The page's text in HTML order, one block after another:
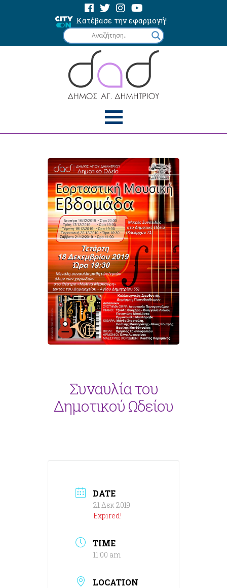
Κατέβασε την εφαρμογή!
Συναυλία του
Δημοτικού Ωδείου
DATE
21 Δεκ 2019
Expired!
TIME
11:00 am
LOCATION